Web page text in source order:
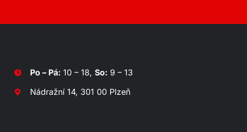
Po – Pá: 10 – 18,So: 9 – 13
Nádražní 14, 301 00 Plzeň